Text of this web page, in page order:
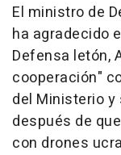
El ministro de
ha agradecido
Defensa letón,
cooperación"
del Ministerio y
después de
con drones